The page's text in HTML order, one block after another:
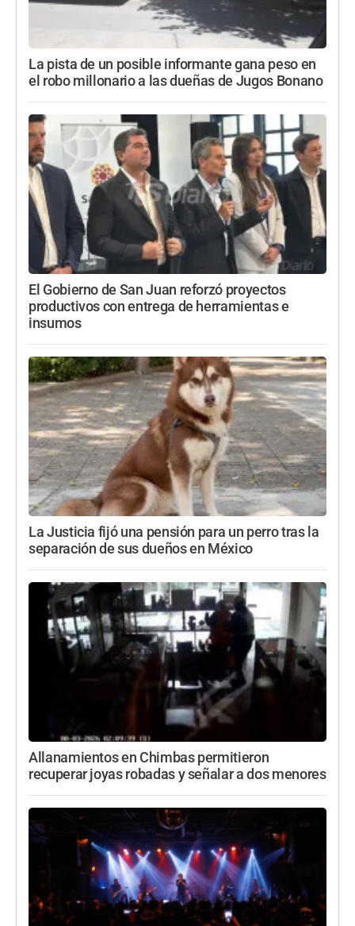
La pista de un posible informante gana peso en
el robo millonario a las dueñas de Jugos Bonano
El Gobierno de San Juan reforzó proyectos
productivos con entrega de herramientas e
insumos
La Justicia fijó una pensión para un perro tras la
separación de sus dueños en México
Allanamientos en Chimbas permitieron
recuperar joyas robadas y señalar a dos menores